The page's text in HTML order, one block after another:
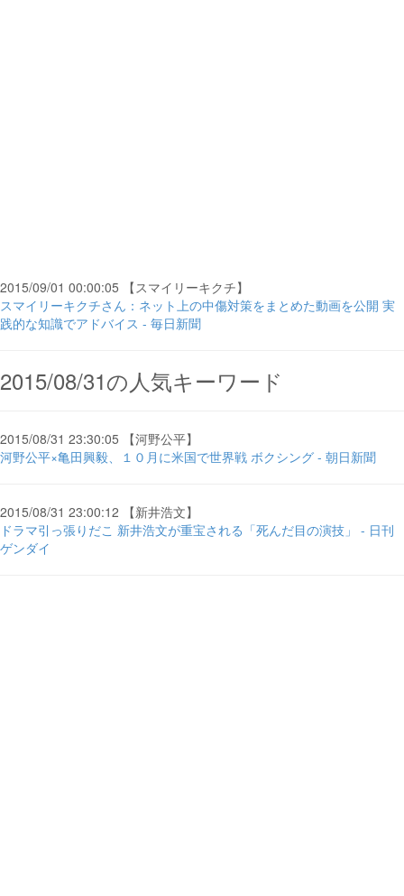
2015/09/01 00:00:05 【スマイリーキクチ】
スマイリーキクチさん：ネット上の中傷対策をまとめた動画を公開 実
践的な知識でアドバイス - 毎日新聞
2015/08/31の人気キーワード
2015/08/31 23:30:05 【河野公平】
河野公平×亀田興毅、１０月に米国で世界戦 ボクシング - 朝日新聞
2015/08/31 23:00:12 【新井浩文】
ドラマ引っ張りだこ 新井浩文が重宝される「死んだ目の演技」 - 日刊
ゲンダイ